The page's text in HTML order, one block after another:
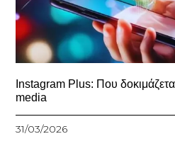
Instagram Plus: Που
media
31/03/2026